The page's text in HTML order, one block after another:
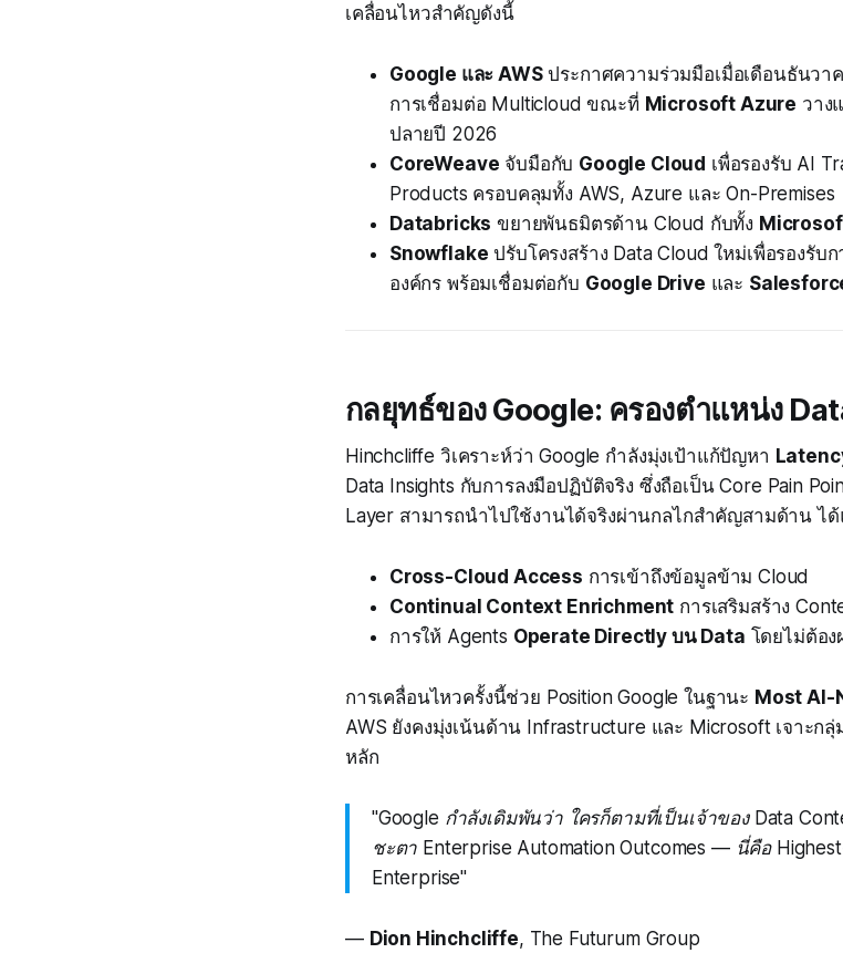
เคลื่อนไหวสำคัญดังนี้
Google และ AWSประกาศความร่วมมือเมื่อเดือนธันว
การเชื่อมต่อ Multicloud ขณะที่ Microsoft Azure วาง
ปลายปี 2026
CoreWeave จับมือกับ Google Cloud เพื่อรองรับ AI
Products ครอบคลุมทั้ง AWS, Azure และ On-Premises
Databricks ขยายพันธมิตรด้าน Cloud กับทั้ง
Snowflake ปรับโครงสร้าง Data Cloud ใหม่เพื่อรองรั
องค์กร พร้อมเชื่อมต่อกับ Google Drive และ
กลยุทธ์ของ Google: ครองตำแหน่ง
Hinchcliffe วิเคราะห์ว่า Google กำลังมุ่งเป้าแก้ปัญหา
Data Insights กับการลงมือปฏิบัติจริง ซึ่งถือเป็น Core Pain
Layer สามารถนำไปใช้งานได้จริงผ่านกลไกสำคัญสามด้าน ได้
Cross-Cloud Access การเข้าถึงข้อมูลข้าม Cloud
Continual Context Enrichment การเสริมสร้าง
การให้ Agents Operate Directly บน Data โดยไม่ต้อ
การเคลื่อนไหวครั้งนี้ช่วย Position Google ในฐานะ Most AI-
AWS ยังคงมุ่งเน้นด้าน Infrastructure และ Microsoft เจาะก
หลัก
"Google กำลังเดิมพันว่า ใครก็ตามที่เป็นเจ้าของ Data
ชะตา Enterprise Automation Outcomes — นี่คือ
Enterprise"
— Dion Hinchcliffe, The Futurum Group